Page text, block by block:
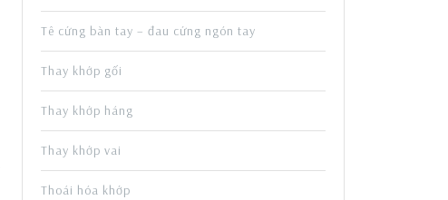
Tê cứng bàn tay – đau cứng ngón tay
Thay khớp gối
Thay khớp háng
Thay khớp vai
Thoái hóa khớp